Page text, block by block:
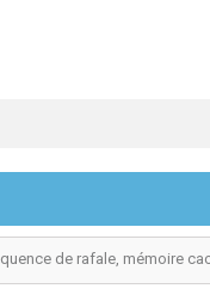
de rafale, mémoire